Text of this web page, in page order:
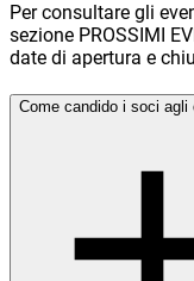
Per consultare gli
sezione PROSSIMI
date di apertura e
Come candido i soci agli